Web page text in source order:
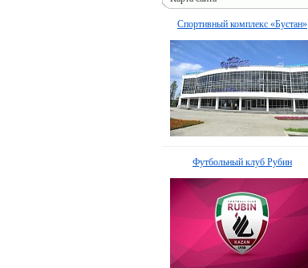
Спортивный комплекс «Бустан»
Футбольный клуб Рубин